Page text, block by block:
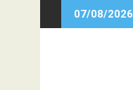
07/08/2026